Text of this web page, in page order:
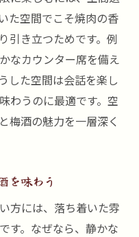
た空間でこそ焼肉の香
引き立つためです。例
なカウンター席を備え
した空間は会話を楽し
わうのに最適です。空
梅酒の魅力を一層深く
を味わう
方には、落ち着いた雰
す。なぜなら、静かな